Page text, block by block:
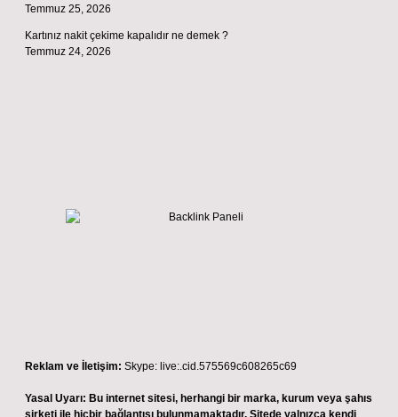
Temmuz 25, 2026
Kartınız nakit çekime kapalıdır ne demek ?
Temmuz 24, 2026
Reklam ve İletişim: Skype: live:.cid.575569c608265c69
Yasal Uyarı: Bu internet sitesi, herhangi bir marka, kurum veya şahıs
şirketi ile hiçbir bağlantısı bulunmamaktadır. Sitede yalnızca kendi